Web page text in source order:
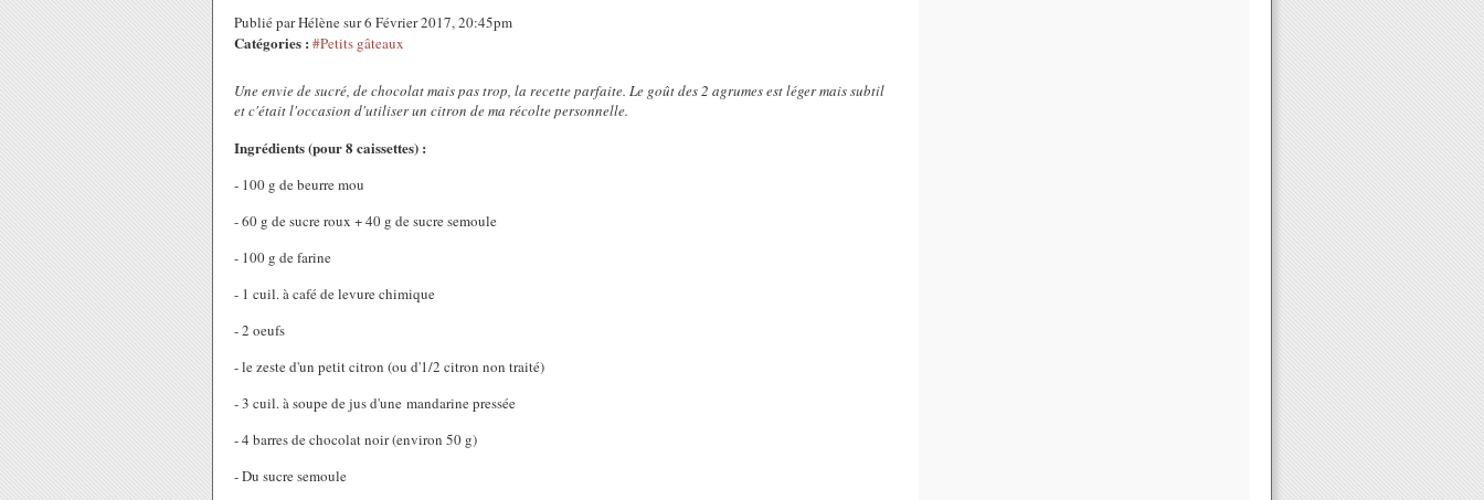
Publié par Hélène sur 6 Février 2017, 20:45pm
Catégories : #Petits gâteaux
Une envie de sucré, de chocolat mais pas trop, la recette parfaite. Le goût des 2 agrumes est léger mais subtil
et c'était l'occasion d'utiliser un citron de ma récolte personnelle.
Ingrédients (pour 8 caissettes) :
- 100 g de beurre mou
- 60 g de sucre roux + 40 g de sucre semoule
- 100 g de farine
- 1 cuil. à café de levure chimique
- 2 oeufs
- le zeste d'un petit citron (ou d'1/2 citron non traité)
- 3 cuil. à soupe de jus d'une mandarine pressée
- 4 barres de chocolat noir (environ 50 g)
- Du sucre semoule